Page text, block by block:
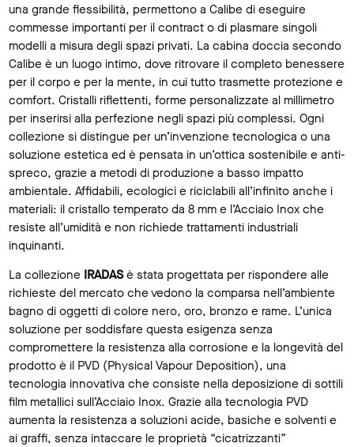
una grande flessibilità, permettono a Calibe di eseguire
commesse importanti per il contract o di plasmare singoli
modelli a misura degli spazi privati. La cabina doccia secondo
Calibe è un luogo intimo, dove ritrovare il completo benessere
per il corpo e per la mente, in cui tutto trasmette protezione e
comfort. Cristalli riflettenti, forme personalizzate al millimetro
per inserirsi alla perfezione negli spazi più complessi. Ogni
collezione si distingue per un’invenzione tecnologica o una
soluzione estetica ed è pensata in un’ottica sostenibile e anti-
spreco, grazie a metodi di produzione a basso impatto
ambientale. Affidabili, ecologici e riciclabili all’infinito anche i
materiali: il cristallo temperato da 8 mm e l’Acciaio Inox che
resiste all’umidità e non richiede trattamenti industriali
inquinanti.
La collezione IRADASè stata progettata per rispondere alle
richieste del mercato che vedono la comparsa nell’ambiente
bagno di oggetti di colore nero, oro, bronzo e rame. L’unica
soluzione per soddisfare questa esigenza senza
compromettere la resistenza alla corrosione e la longevità del
prodotto è il PVD (Physical Vapour Deposition), una
tecnologia innovativa che consiste nella deposizione di sottili
film metallici sull’Acciaio Inox. Grazie alla tecnologia PVD
aumenta la resistenza a soluzioni acide, basiche e solventi e
ai graffi, senza intaccare le proprietà “cicatrizzanti”